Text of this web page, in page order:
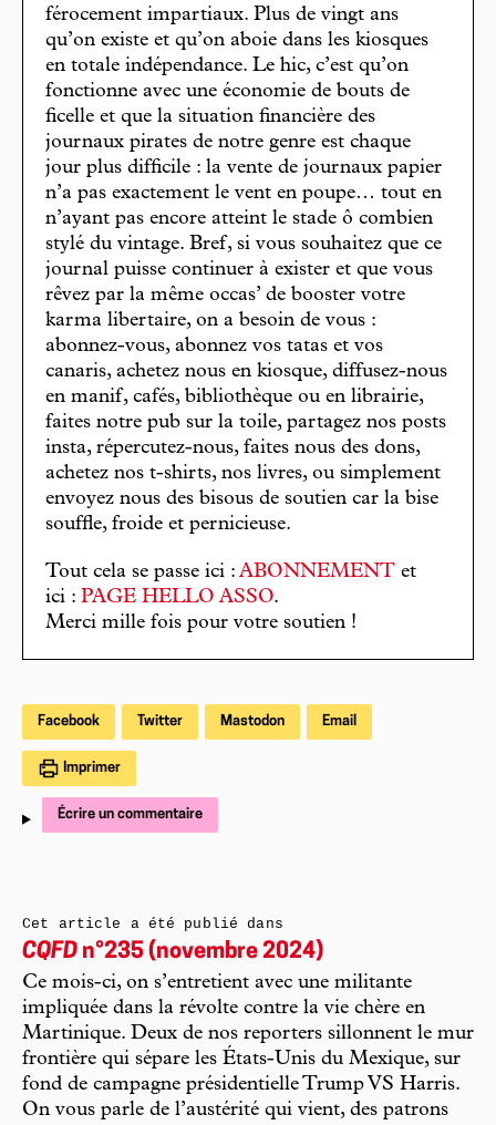
férocement impartiaux. Plus de vingt ans
qu’on existe et qu’on aboie dans les kiosques
en totale indépendance. Le hic, c’est qu’on
fonctionne avec une économie de bouts de
ficelle et que la situation financière des
journaux pirates de notre genre est chaque
jour plus difficile : la vente de journaux papier
n’a pas exactement le vent en poupe… tout en
n’ayant pas encore atteint le stade ô combien
stylé du vintage. Bref, si vous souhaitez que ce
journal puisse continuer à exister et que vous
rêvez par la même occas’ de booster votre
karma libertaire, on a besoin de vous :
abonnez-vous, abonnez vos tatas et vos
canaris, achetez nous en kiosque, diffusez-nous
en manif, cafés, bibliothèque ou en librairie,
faites notre pub sur la toile, partagez nos posts
insta, répercutez-nous, faites nous des dons,
achetez nos t-shirts, nos livres, ou simplement
envoyez nous des bisous de soutien car la bise
souffle, froide et pernicieuse.
Tout cela se passe ici : ABONNEMENT et
ici : PAGE HELLO ASSO.
Merci mille fois pour votre soutien !
Facebook Twitter Mastodon Email
Imprimer
Écrire un commentaire
Cet article a été publié dans
CQFD n°235 (novembre 2024)
Ce mois-ci, on s’entretient avec une militante
impliquée dans la révolte contre la vie chère en
Martinique. Deux de nos reporters sillonnent le mur
frontière qui sépare les États-Unis du Mexique, sur
fond de campagne présidentielle Trump VS Harris.
On vous parle de l’austérité qui vient, des patrons